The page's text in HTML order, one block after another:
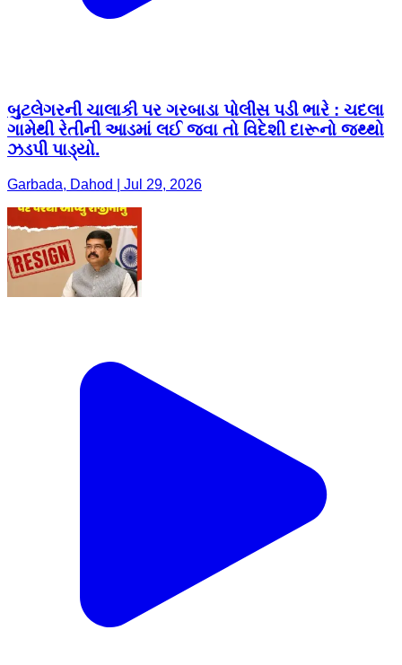
બુટલેગરની ચાલાકી પર ગરબાડા પોલીસ પડી ભારે : ચદલા
ગામેથી રેતીની આડમાં લઈ જવા તો વિદેશી દારૂનો જથ્થો
ઝડપી પાડ્યો.
Garbada, Dahod | Jul 29, 2026